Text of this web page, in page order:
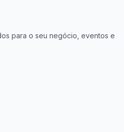
para o seu negócio, eventos e